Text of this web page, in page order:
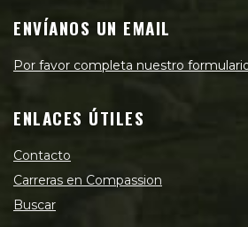
ENVÍANOS UN EMAIL
Por favor completa nuestro
ENLACES ÚTILES
Contacto
Carreras en Compassion
Buscar